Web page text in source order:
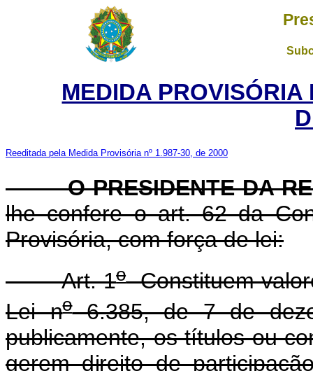
MEDIDA PROVISÓRIA
Reeditada pela Medida Provisória nº 1.987-30, de 2000
O PRESIDENTE DA
lhe confere o art. 62 da
Provisória, com força de lei:
Art. 1oConstituem
Lei no6.385, de 7 de
publicamente, os títulos ou
gerem direito de